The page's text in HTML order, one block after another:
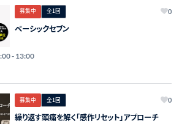
募集中 全1回 0
ベーシックセブン
- 13:00
募集中 全1回 0
繰り返す頭痛を解く「感作リセット」アプローチ